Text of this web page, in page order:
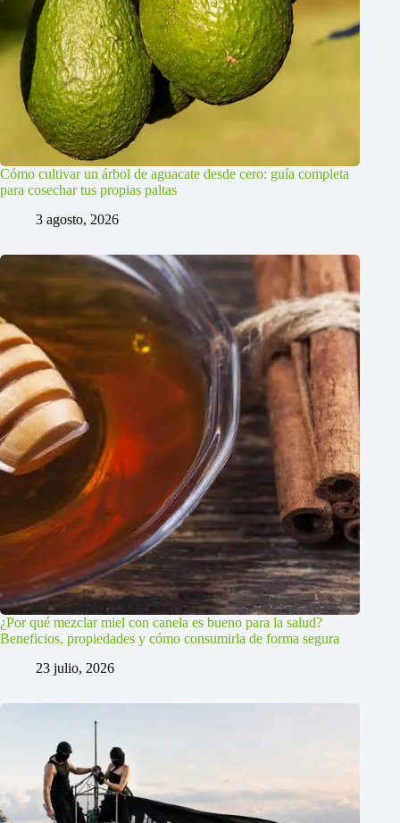
Cómo cultivar un árbol de aguacate desde cero: guía completa
para cosechar tus propias paltas
3 agosto, 2026
¿Por qué mezclar miel con canela es bueno para la salud?
Beneficios, propiedades y cómo consumirla de forma segura
23 julio, 2026